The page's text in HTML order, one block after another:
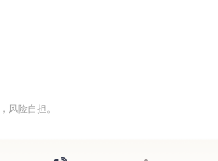
险自担。